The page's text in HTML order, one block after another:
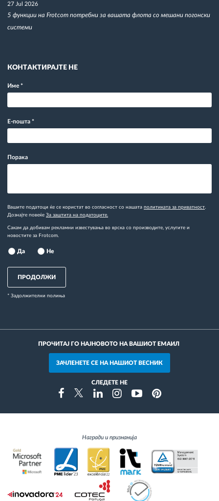
27 Jul 2026
5 функции на Frotcom потребни за вашата флота со мешани погонски
системи
КОНТАКТИРАЈТЕ НЕ
Име *
Е-пошта *
Порака
Вашите податоци ќе се користат во согласност со нашата политиката за приватност.
Дознајте повеќе За заштита на податоците.
Сакам да добивам рекламни известувања во врска со производите, услугите и
новостите за Frotcom.
Да Не
ПРОДОЛЖИ
* Задолжителни полиња
ПРОЧИТАЈ ГО НАЈНОВОТО НА ВАШИОТ ЕМАИЛ
ЗАЧЛЕНЕТЕ СЕ НА НАШИОТ ВЕСНИК
СЛЕДЕТЕ НЕ
FacebookTwitterLinkedinInstragramYoutubePinterest
Награди и признанија